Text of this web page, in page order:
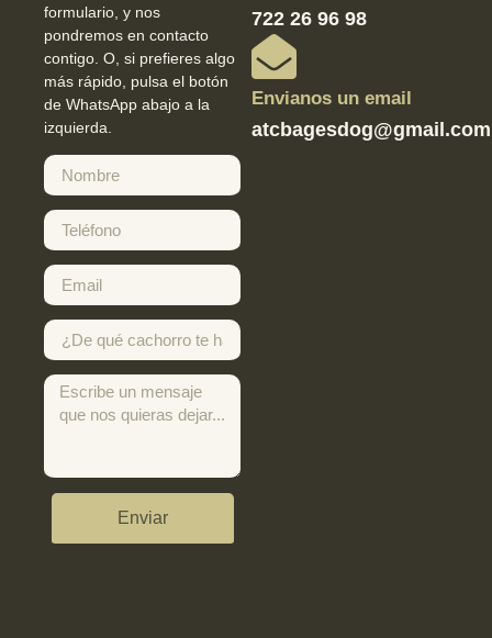
formulario, y nos
pondremos en contacto
contigo. O, si prefieres algo
más rápido, pulsa el botón
de WhatsApp abajo a la
izquierda.
Enviar
722 26 96 98
Envianos un email
atcbagesdog@gmail.com